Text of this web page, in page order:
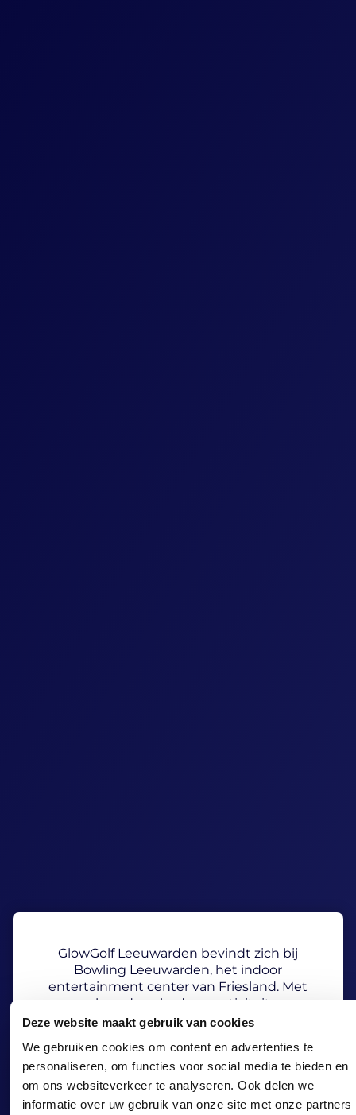
Deze website maakt gebruik van cookies
We gebruiken cookies om content en advertenties te
personaliseren, om functies voor social media te bieden en
om ons websiteverkeer te analyseren. Ook delen we
informatie over uw gebruik van onze site met onze partners
GlowGolf Leeuwarden bevindt zich bij
Bowling Leeuwarden, het indoor
entertainment center van Friesland. Met
een breed aanbod aan activiteiten,
waaronder GlowGolf, bowlen, simracen,
arcadehal, is er volop spelplezier voor
iedereen. Op zoek naar een compleet uitje
met vrienden, familie of collega’s?
Combineer een potje GlowGolf met een